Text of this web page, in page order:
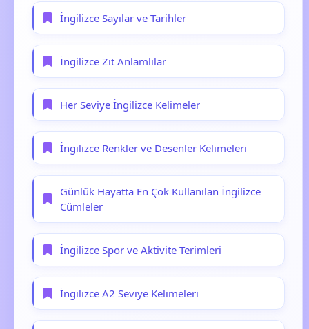
İngilizce Sayılar ve Tarihler
İngilizce Zıt Anlamlılar
Her Seviye İngilizce Kelimeler
İngilizce Renkler ve Desenler Kelimeleri
Günlük Hayatta En Çok Kullanılan İngilizce
Cümleler
İngilizce Spor ve Aktivite Terimleri
İngilizce A2 Seviye Kelimeleri